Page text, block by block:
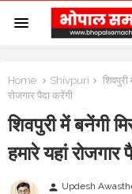
Home Shivpuri
रोजगार पैदा करेंगी
शिवपुरी में बनेंगी
हमारे यहां रोजगार
person Updesh